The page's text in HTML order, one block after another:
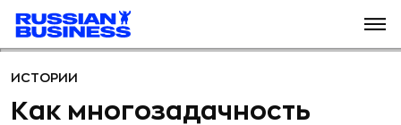
ИСТОРИИ
Как многозадачность